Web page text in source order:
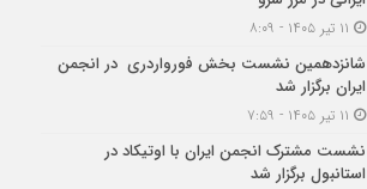
شانزدهمین نشست بخش فورواردری در انجمن
ایران برگزار شد
نشست مشترک انجمن ایران با اوتیکاد در
استانبول برگزار شد